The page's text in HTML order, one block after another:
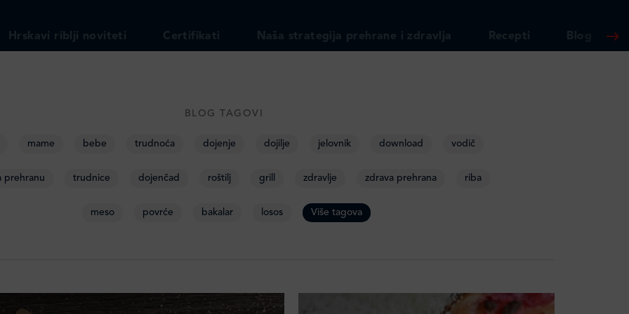
Hrskavi riblji noviteti Certifikati Naša strategija prehrane i zdravlja Recepti Blog
BLOG TAGOVI
mame bebe trudnoća dojenje dojilje jelovnik download vodič
prehranu trudnice dojenčad roštilj grill zdravlje zdrava prehrana riba
meso povrće bakalar losos više tagova